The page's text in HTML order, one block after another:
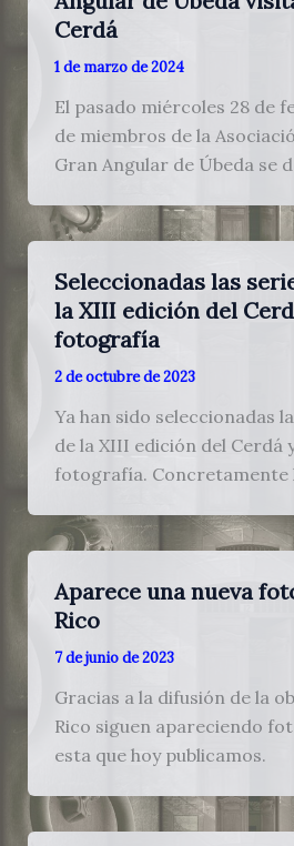
Cerdá
1 de marzo de 2024
El pasado miércoles 28 de
de miembros de la
Gran Angular de Úbeda se
Seleccionadas las
la XIII edición del
fotografía
2 de octubre de 2023
Ya han sido seleccionadas
de la XIII edición del Cerdá
fotografía. Concretamente
Aparece una nueva
Rico
7 de junio de 2023
Gracias a la difusión de la
Rico siguen apareciendo
esta que hoy publicamos.